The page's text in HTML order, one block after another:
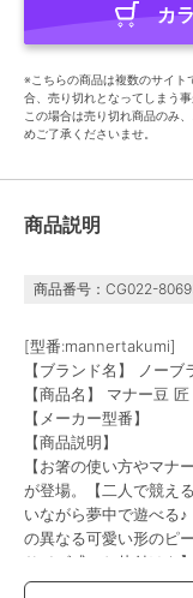
カ
※こちらの商品は複数のサイト
合、売り切れとなってしまう事
この場合は売り切れ商品のみ
めご了承くださいませ。
商品説明
商品番号：CG022-
[型番:mannertakumi]
【ブランド名】 ノー
【商品名】 マナー豆 匠
【メーカー型番】
【商品説明】
【お箸の使い方やマナ
が登場。【二人で競え
いながら夢中で遊べる
の異なる可愛い形のピ
サイズ感でお片付けも
利なデザイン〇【ギフ